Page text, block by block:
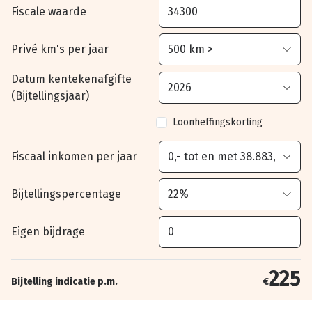
Fiscale waarde
Privé km's per jaar
Datum kentekenafgifte
(Bijtellingsjaar)
Loonheffingskorting
Fiscaal inkomen per jaar
Bijtellingspercentage
Eigen bijdrage
Bijtelling indicatie p.m. €225